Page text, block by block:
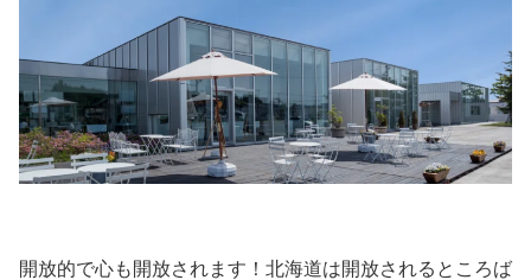
開放的で心も開放されます！北海道は開放されるところば